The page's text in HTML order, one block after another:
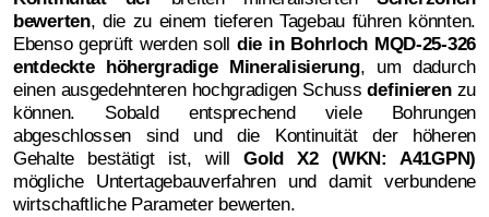
bewerten, die zu einem tieferen Tagebau führen könnten.
Ebenso geprüft werden soll die in Bohrloch MQD-25-326
entdeckte höhergradige Mineralisierung, um dadurch
einen ausgedehnteren hochgradigen Schussdefinierenzu
können. Sobald entsprechend viele Bohrungen
abgeschlossen sind und die Kontinuität der höheren
Gehalte bestätigt ist, willGold X2 (WKN: A41GPN)
mögliche Untertagebauverfahren und damit verbundene
wirtschaftliche Parameter bewerten.